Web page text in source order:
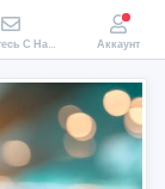
Свяжитесь С Нами Аккаунт